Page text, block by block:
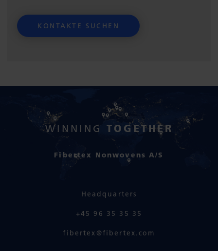
WINNING TOGETHER
Fibertex Nonwovens A/S
Headquarters
+45 96 35 35 35
fibertex@fibertex.com